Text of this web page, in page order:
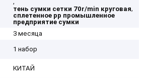
тень сумки сетки 70r/min круговая,
сплетенное pp промышленное
предприятие сумки
3 месяца
1 набор
КИТАЙ